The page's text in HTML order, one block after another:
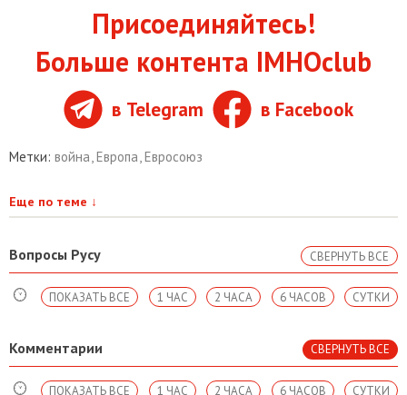
Присоединяйтесь!
Больше контента IMHOclub
в Telegram в Facebook
Метки: война,Европа,Евросоюз
Еще по теме ↓
Вопросы Русу СВЕРНУТЬ ВСЕ
СУТКИ
6 ЧАСОВ
2 ЧАСА
1 ЧАС
ПОКАЗАТЬ ВСЕ
Комментарии СВЕРНУТЬ ВСЕ
СУТКИ
6 ЧАСОВ
2 ЧАСА
1 ЧАС
ПОКАЗАТЬ ВСЕ